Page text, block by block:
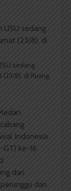
sedang
8), di Ruang
Indonesia
GT) ke-16
dari
dari